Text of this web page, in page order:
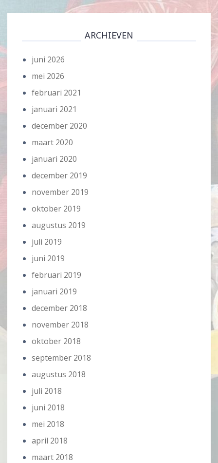
ARCHIEVEN
juni 2026
mei 2026
februari 2021
januari 2021
december 2020
maart 2020
januari 2020
december 2019
november 2019
oktober 2019
augustus 2019
juli 2019
juni 2019
februari 2019
januari 2019
december 2018
november 2018
oktober 2018
september 2018
augustus 2018
juli 2018
juni 2018
mei 2018
april 2018
maart 2018